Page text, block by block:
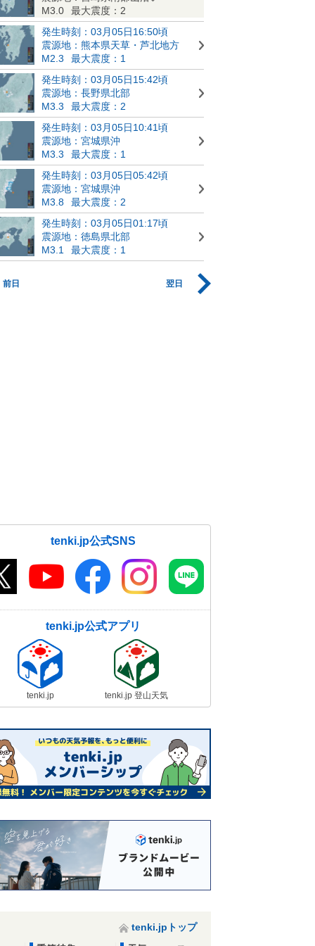
M3.0
最大震度：2
発生時刻：03月05日16:50頃
震源地：熊本県天草・芦北地方
M2.3
最大震度：1
発生時刻：03月05日15:42頃
震源地：長野県北部
M3.3
最大震度：2
発生時刻：03月05日10:41頃
震源地：宮城県沖
M3.3
最大震度：1
発生時刻：03月05日05:42頃
震源地：宮城県沖
M3.8
最大震度：2
発生時刻：03月05日01:17頃
震源地：徳島県北部
M3.1
最大震度：1
前日 翌日
tenki.jp公式SNS
tenki.jp公式アプリ
tenki.jp tenki.jp 登山天気
tenki.jpトップ